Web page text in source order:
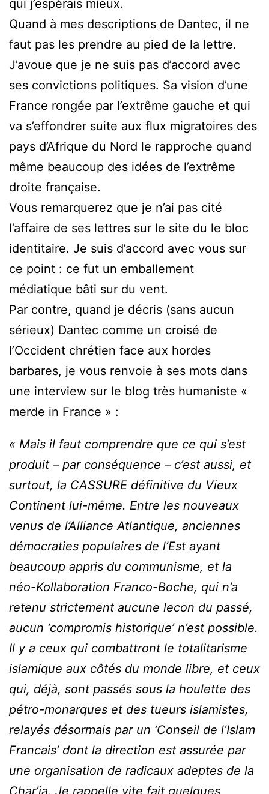
qui j’espérais mieux.
Quand à mes descriptions de Dantec, il ne
faut pas les prendre au pied de la lettre.
J’avoue que je ne suis pas d’accord avec
ses convictions politiques. Sa vision d’une
France rongée par l’extrême gauche et qui
va s’effondrer suite aux flux migratoires des
pays d’Afrique du Nord le rapproche quand
même beaucoup des idées de l’extrême
droite française.
Vous remarquerez que je n’ai pas cité
l’affaire de ses lettres sur le site du le bloc
identitaire. Je suis d’accord avec vous sur
ce point : ce fut un emballement
médiatique bâti sur du vent.
Par contre, quand je décris (sans aucun
sérieux) Dantec comme un croisé de
l’Occident chrétien face aux hordes
barbares, je vous renvoie à ses mots dans
une interview sur le blog très humaniste «
merde in France » :
« Mais il faut comprendre que ce qui s’est
produit – par conséquence – c’est aussi, et
surtout, la CASSURE définitive du Vieux
Continent lui-même. Entre les nouveaux
venus de l’Alliance Atlantique, anciennes
démocraties populaires de l’Est ayant
beaucoup appris du communisme, et la
néo-Kollaboration Franco-Boche, qui n’a
retenu strictement aucune lecon du passé,
aucun ‘compromis historique’ n’est possible.
Il y a ceux qui combattront le totalitarisme
islamique aux côtés du monde libre, et ceux
qui, déjà, sont passés sous la houlette des
pétro-monarques et des tueurs islamistes,
relayés désormais par un ‘Conseil de l’Islam
Francais’ dont la direction est assurée par
une organisation de radicaux adeptes de la
Char’ia. Je rappelle vite fait quelques